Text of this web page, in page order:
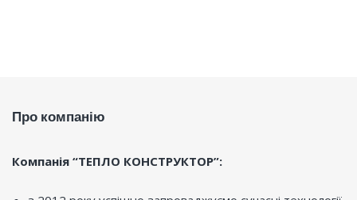
Про компанію
Компанія “ТЕПЛО КОНСТРУКТОР”: